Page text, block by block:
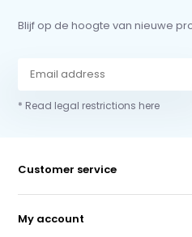
Blijf op de hoogte van nieuwe
* Read legal restrictions here
Customer service
My account